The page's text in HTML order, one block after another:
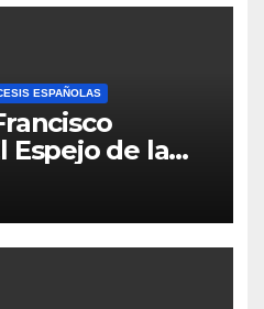
ESPAÑOLAS
Espejo de la